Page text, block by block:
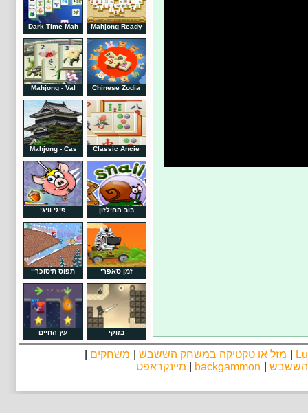
Mahjong Ready
Dark Time Mah
Chinese Zodia
Mahjong - Val
Classic Ancie
Mahjong - Cas
בוב החילזון פיגי וויגי
זמן סאפרי תפוס ת'סוכריי
בזוקי עץ החיים
מזל או טקטיקה במשחק הששבש משחקים
הששבש
backgammon מיינקראפט